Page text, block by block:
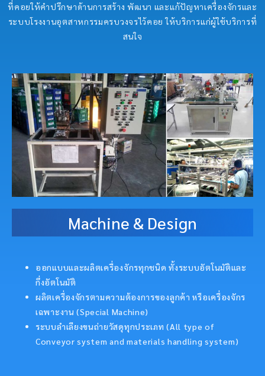
ที่คอยให้คำปรึกษาด้านการสร้าง พัฒนา และแก้ปัญหาเครื่องจักรและ
ระบบโรงงานอุตสาหกรรมครบวงจรไว้คอย ให้บริการแก่ผู้ใช้บริการที่
สนใจ
Machine & Design
ออกแบบและผลิตเครื่องจักรทุกชนิด ทั้งระบบอัตโนมัติและ
กึ่งอัตโนมัติ
ผลิตเครื่องจักรตามความต้องการของลูกค้า หรือเครื่องจักร
เฉพาะงาน (Special Machine)
ระบบลำเลียงขนถ่ายวัสดุทุกประเภท (All type of
Conveyor system and materials handling system)